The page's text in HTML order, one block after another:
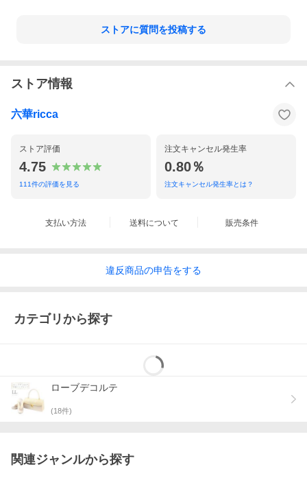
※工房へ直接、納期の問い合わせはお控えください。
※使用日がお決まりの方は在庫のある商品のお買い求めをおすす
※表示納期より遅延している場合は、納期のお調べをさせていた
だきます。
〜お詫び〜
「業務に支障がでる」とお叱りを受けてしまった事がございま
表示納期より遅延している場合以外は、お待ちいただけましたら
幸いです。
ご不便をおかけ致しますが、ご容赦くださいますようお願い申し
〜フォーマルシーンにふさわしい高級感溢れるオーロラのような
輝き☆1セット持っていれば安心♪あらゆる礼装スタイルに重宝す
良いお着物、良い帯にはやはりよい小物を。
第一礼装の留め袖から訪問着や付下げまで幅広くご使用いただけ
皇室も御用達の女性の最高礼装 ローブデコルテをイメージした
気品あふれる高品質な日本製草履。
お色は輝きのあるゴールド。
角度によってピンクやグリーンなどに変わって見える大変ゴージ
ャスなお品。
草履のヒールは約5.5cmと高すぎず低すぎず
ストアに質問を投稿する
ストア情報
六華ricca
ストア評価
4.75
111件の評価を見る
注文キャンセル発生率
0.80％
注文キャンセル発生率とは？
支払い方法 送料について 販売条件
違反商品の申告をする
カテゴリから探す
ローブデコルテ
(18件)
関連ジャンルから探す